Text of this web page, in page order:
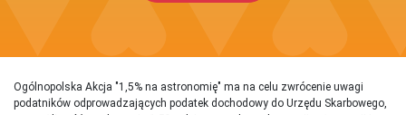
Ogólnopolska Akcja "1,5% na astronomię" ma na celu zwrócenie uwagi
podatników odprowadzających podatek dochodowy do Urzędu Skarbowego,